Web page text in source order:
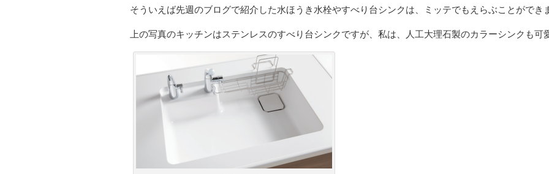
そういえば先週のブログで紹介した水ほうき水栓やすべり台シンクは、ミッテでもえらぶことができ
上の写真のキッチンはステンレスのすべり台シンクですが、私は、人工大理石製のカラーシンクも可